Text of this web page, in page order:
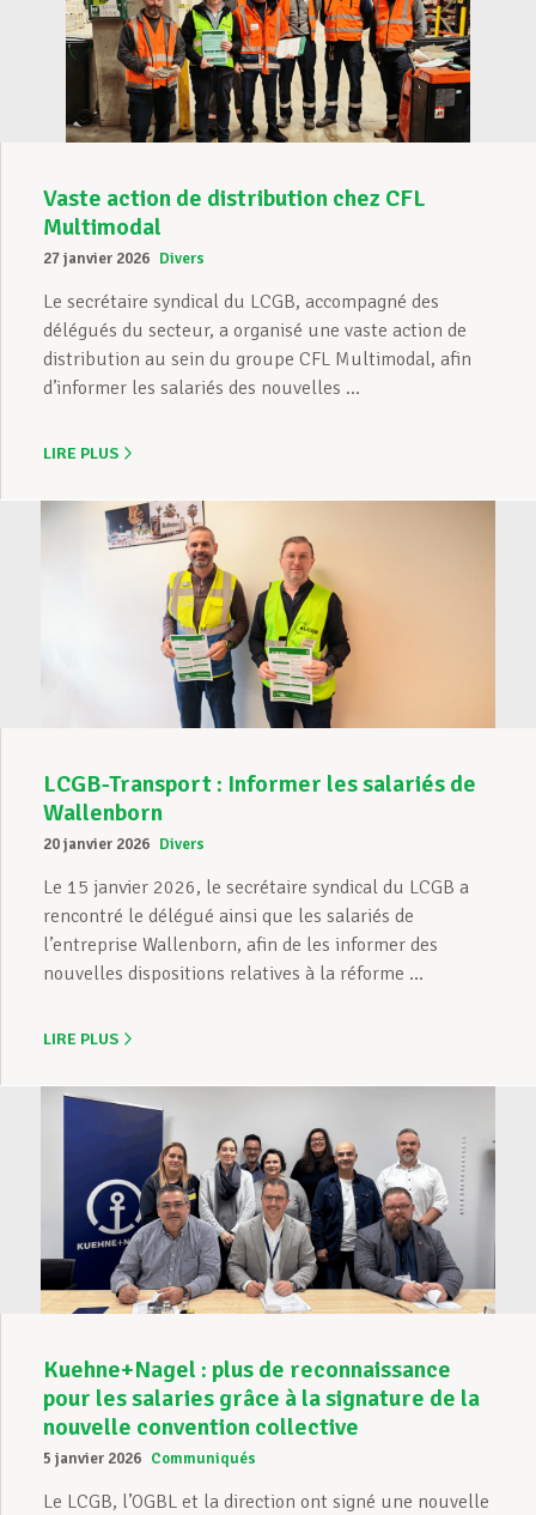
Vaste action de distribution chez CFL
Multimodal
27 janvier 2026 Divers
Le secrétaire syndical du LCGB, accompagné des
délégués du secteur, a organisé une vaste action de
distribution au sein du groupe CFL Multimodal, afin
d’informer les salariés des nouvelles ...
LIRE PLUS
LCGB-Transport : Informer les salariés de
Wallenborn
20 janvier 2026 Divers
Le 15 janvier 2026, le secrétaire syndical du LCGB a
rencontré le délégué ainsi que les salariés de
l’entreprise Wallenborn, afin de les informer des
nouvelles dispositions relatives à la réforme ...
LIRE PLUS
Kuehne+Nagel : plus de reconnaissance
pour les salaries grâce à la signature de la
nouvelle convention collective
5 janvier 2026 Communiqués
Le LCGB, l’OGBL et la direction ont signé une nouvelle